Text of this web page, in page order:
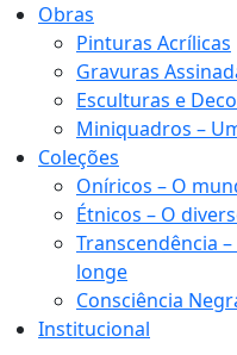
Obras
Pinturas Acrílicas
Gravuras
Esculturas e
Miniquadros –
Coleções
Oníricos – O
Étnicos – O
Transcendência
longe
Consciência
Institucional